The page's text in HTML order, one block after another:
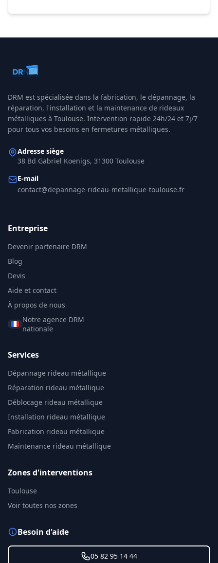
DRM est spécialisée dans la fabrication, le dépannage, la
réparation, l'installation et la maintenance de rideaux
métalliques à Toulouse. Intervention rapide 24h/24 et 7j/7
pour tous vos besoins en fermetures métalliques.
Adresse siège
38 Bd Gabriel Koenigs, 31300 Toulouse
E-mail
contact@depannage-rideau-metallique-toulouse.fr
Entreprise
Devenir partenaire DRM
Blog
Devis
Aide et contact
À propos de nous
Notre agence DRM
nationale
Services
Dépannage rideau métallique
Réparation rideau métallique
Déblocage rideau métallique
Installation rideau métallique
Fabrication rideau métallique
Maintenance rideau métallique
Zones d'interventions
Toulouse
Voir toutes nos zones
Besoin d'aide
05 82 95 14 44